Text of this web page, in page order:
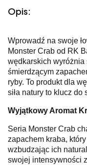
Opis:
Wprowadź na swoje
Monster Crab od RK
wędkarskich
śmierdzącym
ryby. To produkt dla
siła natury to klucz do
Wyjątkowy Aromat
Seria Monster Crab
zapachem kraba,
wzbudzając ich
swojej intensywności